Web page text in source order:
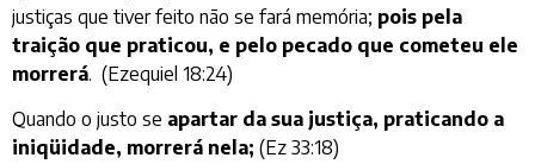
justiças que tiver feito não se fará memória; pois pela
traição que praticou, e pelo pecado que cometeu ele
morrerá. (Ezequiel 18:24)
Quando o justo se apartar da sua justiça, praticando a
iniqüidade, morrerá nela; (Ez 33:18)